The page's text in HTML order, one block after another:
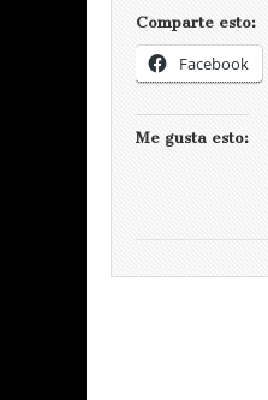
Comparte esto:
Facebook
Me gusta esto: